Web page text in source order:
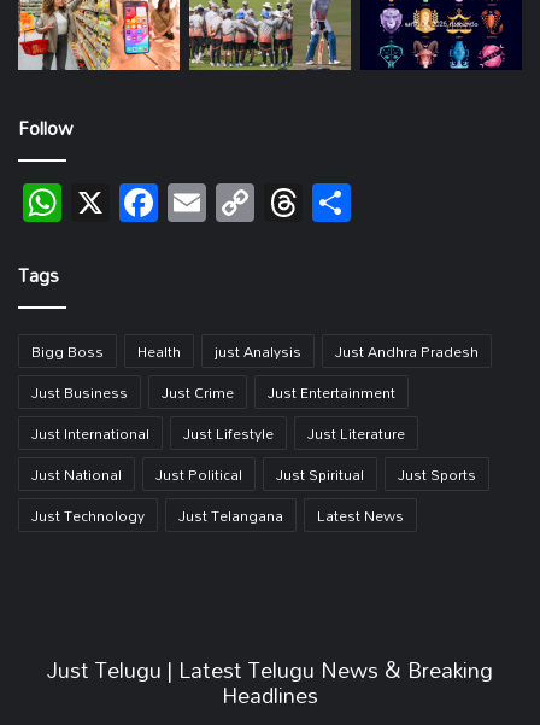
Follow
WhatsApp
X Facebook
EmailCopy
Link
Threads
Tags
Bigg Boss Health just Analysis
Just Andhra Pradesh
Just Business
Just Crime
Just Entertainment
Just International
Just Lifestyle
Just Literature
Just National
Just Political Just Spiritual
Just Sports
Just Technology
Just Telangana Latest News
Just Telugu | Latest Telugu News & Breaking
Headlines